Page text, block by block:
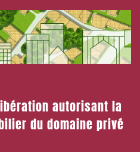
autorisant la
du domaine privé